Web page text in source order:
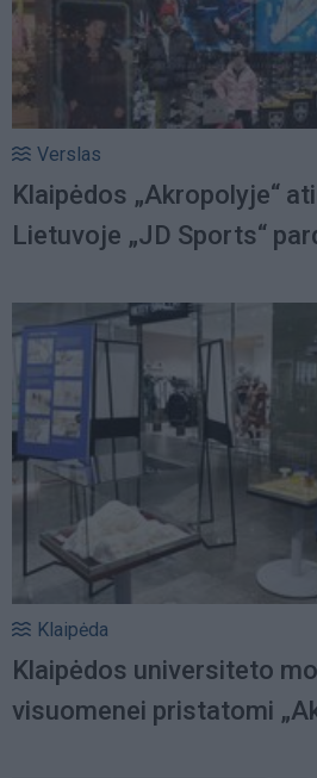
Verslas
Klaipėdos „Akropolyje“
Lietuvoje „JD Sports“
Klaipėda
Klaipėdos universiteto
visuomenei pristatomi